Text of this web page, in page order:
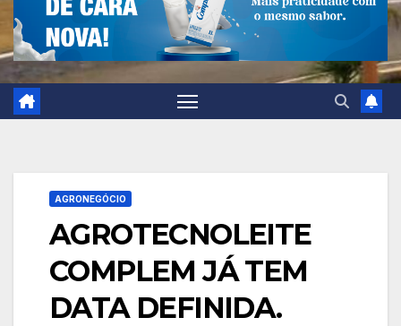
AGRONEGÓCIO
AGROTECNOLEITE
COMPLEM JÁ TEM
DATA DEFINIDA.